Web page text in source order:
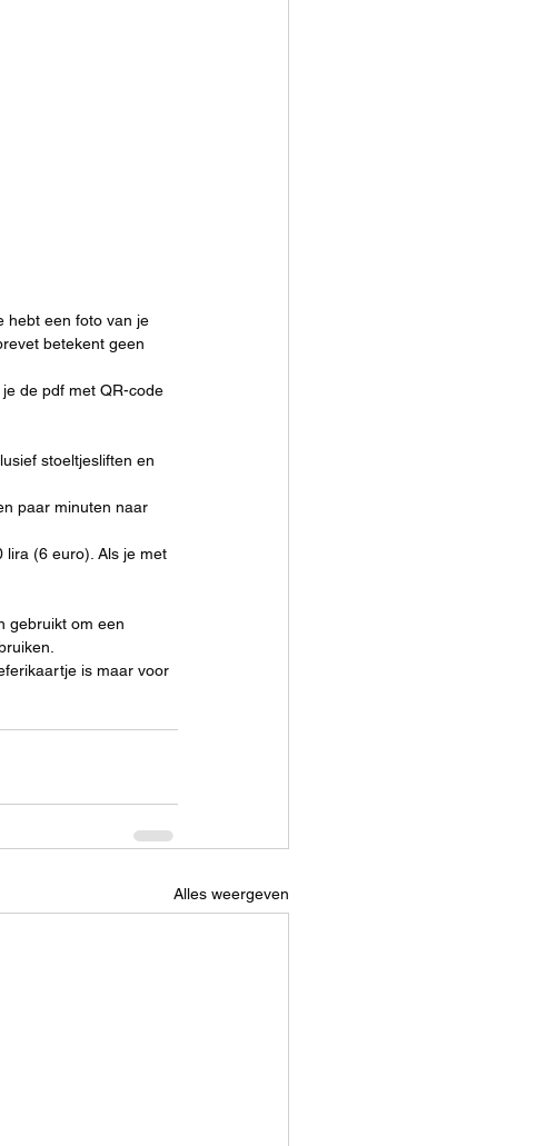
hebt een foto van je
betekent geen
de pdf met QR-code
stoeltjesliften en
paar minuten naar
lira (6 euro). Als je met
gebruikt om een
is maar voor
Alles weergeven